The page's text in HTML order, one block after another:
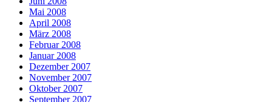
Mai 2008
April 2008
März 2008
Februar 2008
Januar 2008
Dezember 2007
November 2007
Oktober 2007
September 2007